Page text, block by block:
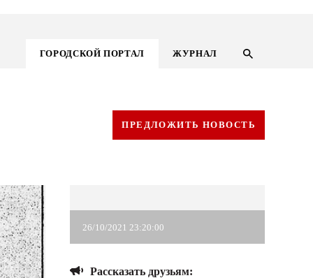
ГОРОДСКОЙ ПОРТАЛ ЖУРНАЛ
ГОРОДСКОЙ ПОРТАЛ
ПРЕДЛОЖИТЬ НОВОСТЬ
26/10/2021 23:20:00
Рассказать друзьям: